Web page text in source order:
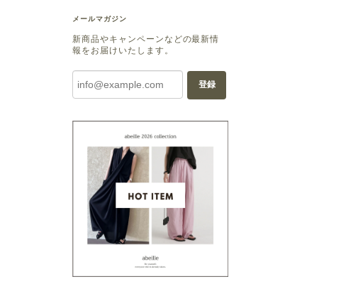
メールマガジン
新商品やキャンペーンなどの最新情
報をお届けいたします。
登録